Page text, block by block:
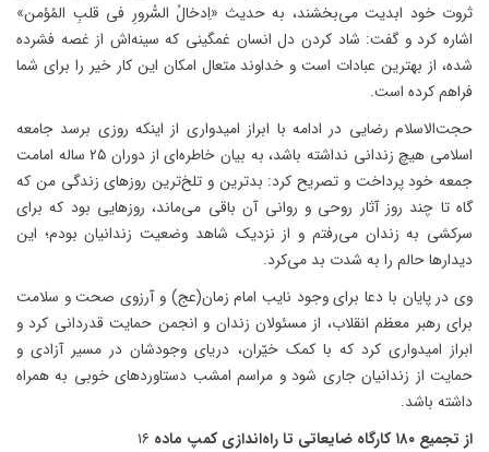
ثروت خود ابدیت می‌بخشند، به حدیث «اِدخالُ السُّرورِ فی قلبِ المُؤمن»
اشاره کرد و گفت: شاد کردن دل انسان غمگینی که سینه‌اش از غصه فشرده
شده، از بهترین عبادات است و خداوند متعال امکان این کار خیر را برای شما
فراهم کرده است.
حجت‌الاسلام رضایی در ادامه با ابراز امیدواری از اینکه روزی برسد جامعه
اسلامی هیچ زندانی نداشته باشد، به بیان خاطره‌ای از دوران ۲۵ ساله امامت
جمعه خود پرداخت و تصریح کرد: بدترین و تلخ‌ترین روزهای زندگی من که
گاه تا چند روز آثار روحی و روانی آن باقی می‌ماند، روزهایی بود که برای
سرکشی به زندان می‌رفتم و از نزدیک شاهد وضعیت زندانیان بودم؛ این
دیدارها حالم را به شدت بد می‌کرد.
وی در پایان با دعا برای وجود نایب امام زمان(عج) و آرزوی صحت و سلامت
برای رهبر معظم انقلاب، از مسئولان زندان و انجمن حمایت قدردانی کرد و
ابراز امیدواری کرد که با کمک خیّران، دریای وجودشان در مسیر آزادی و
حمایت از زندانیان جاری شود و مراسم امشب دستاوردهای خوبی به همراه
داشته باشد.
از تجمیع ۱۸۰ کارگاه ضایعاتی تا راه‌اندازی کمپ ماده